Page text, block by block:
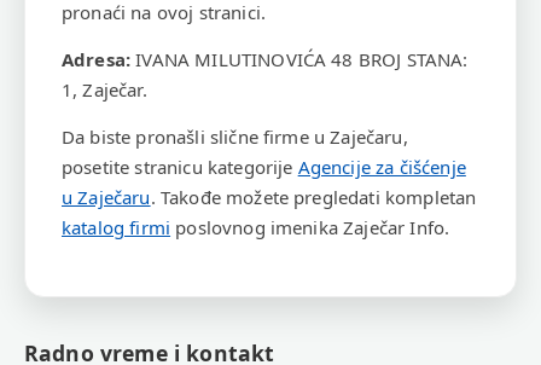
pronaći na ovoj stranici.
Adresa: IVANA MILUTINOVIĆA 48 BROJ STANA:
1, Zaječar.
Da biste pronašli slične firme u Zaječaru,
posetite stranicu kategorije Agencije za čišćenje
u Zaječaru. Takođe možete pregledati kompletan
katalog firmi poslovnog imenika Zaječar Info.
Radno vreme i kontakt